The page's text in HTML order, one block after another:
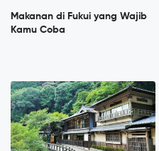
Makanan di Fukui yang Wajib
Kamu Coba